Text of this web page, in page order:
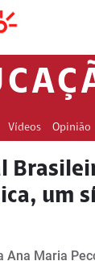
Vídeos Opinião
um
Ana Maria